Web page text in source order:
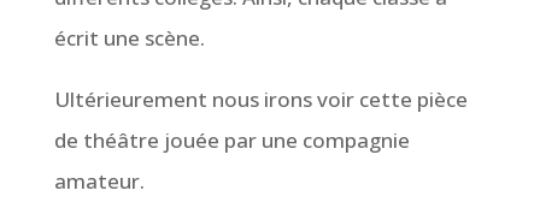
écrit une scène.
Ultérieurement nous irons voir cette pièce
de théâtre jouée par une compagnie
amateur.